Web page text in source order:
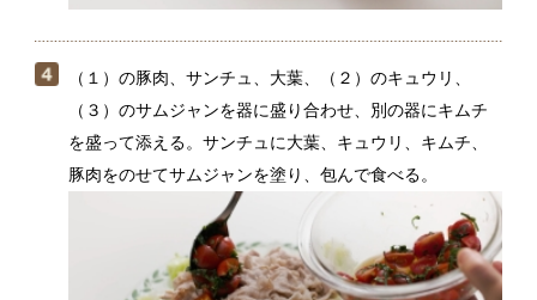
サンチュで包む具材は、全種類入れても、好みのもの
を組み合わせもOK！ 手軽につくりたいときは、市販